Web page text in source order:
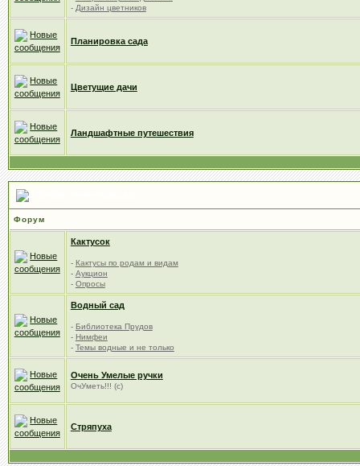
- Дизайн цветников
Планировка сада
Цветущие дачи
Ландшафтные путешествия
Форум
Кактусок
- Кактусы по родам и видам
- Аукцион
- Опросы
Водный сад
- Библиотека Прудов
- Нимфеи
- Темы водные и не только
Очень Умелые ручки
ОчУметь!!! (с)
Стряпуха